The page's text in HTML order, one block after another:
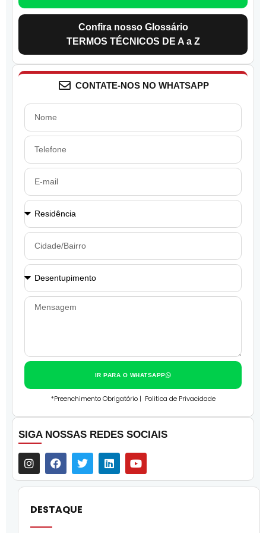
Confira nosso Glossário
TERMOS TÉCNICOS DE A a Z
CONTATE-NOS NO WHATSAPP
IR PARA O WHATSAPP
*Preenchimento Obrigatório | Politica de Privacidade
SIGA NOSSAS REDES SOCIAIS
DESTAQUE